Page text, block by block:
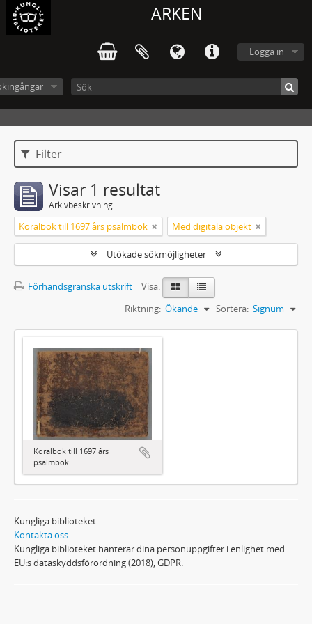
ARKEN
Logga in
Filter
Visar 1 resultat
Arkivbeskrivning
Koralbok till 1697 års psalmbok Med digitala objekt
Utökade sökmöjligheter
Förhandsgranska utskrift
Visa:
Sortera: Signum
Riktning: Ökande
Koralbok till 1697 års
psalmbok
Kungliga biblioteket
Kontakta oss
Kungliga biblioteket hanterar dina personuppgifter i enlighet med
EU:s dataskyddsförordning (2018), GDPR.